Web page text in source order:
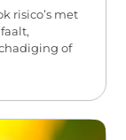
risico’s met
of